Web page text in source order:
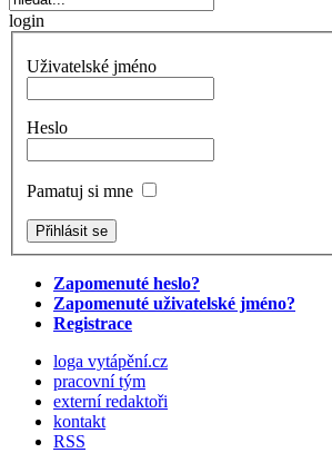
login
Uživatelské jméno
Heslo
Pamatuj si mne
Zapomenuté heslo?
Zapomenuté uživatelské jméno?
Registrace
loga vytápění.cz
pracovní tým
externí redaktoři
kontakt
RSS